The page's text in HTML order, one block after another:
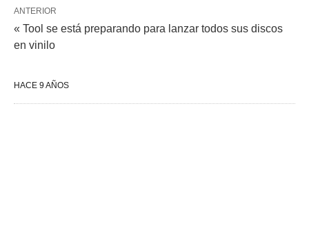
ANTERIOR
« Tool se está preparando para lanzar todos sus discos
en vinilo
HACE 9 AÑOS